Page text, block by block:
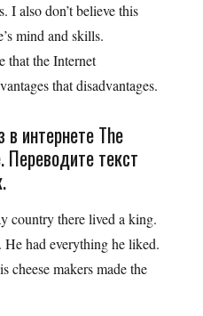
I also don’t believe this
mind and skills.
that the Internet
that disadvantages.
в интернете The
Переводите текст
country there lived a king.
had everything he liked.
cheese makers made the